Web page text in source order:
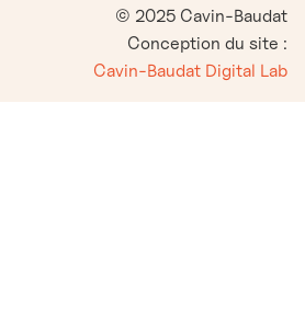
© 2025 Cavin-Baudat
Conception du site :
Cavin-Baudat Digital Lab